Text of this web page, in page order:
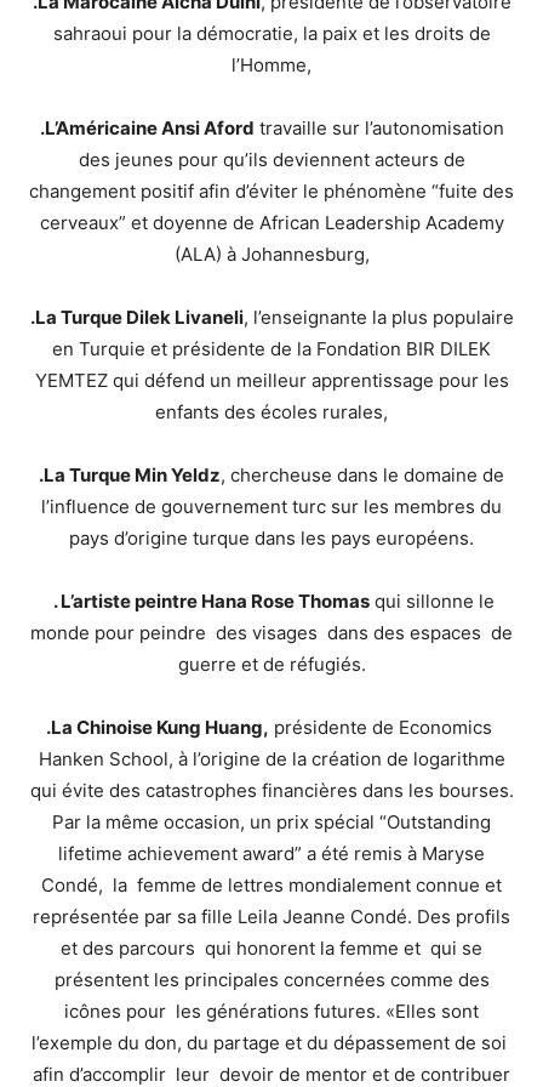
sahraoui pour la démocratie, la paix et les droits de
l’Homme,
.L’Américaine Ansi Aford travaille sur l’autonomisation
des jeunes pour qu’ils deviennent acteurs de
changement positif afin d’éviter le phénomène “fuite des
cerveaux” et doyenne de African Leadership Academy
(ALA) à Johannesburg,
.La Turque Dilek Livaneli, l’enseignante la plus populaire
en Turquie et présidente de la Fondation BIR DILEK
YEMTEZ qui défend un meilleur apprentissage pour les
enfants des écoles rurales,
.La Turque Min Yeldz, chercheuse dans le domaine de
l’influence de gouvernement turc sur les membres du
pays d’origine turque dans les pays européens.
. L’artiste peintre Hana Rose Thomasqui sillonne le
monde pour peindre des visages dans des espaces de
guerre et de réfugiés.
.La Chinoise Kung Huang, présidente de Economics
Hanken School, à l’origine de la création de logarithme
qui évite des catastrophes financières dans les bourses.
Par la même occasion, un prix spécial “Outstanding
lifetime achievement award” a été remis à Maryse
Condé, la femme de lettres mondialement connue et
représentée par sa fille Leila Jeanne Condé. Des profils
et des parcours qui honorent la femme et qui se
présentent les principales concernées comme des
icônes pour les générations futures. «Elles sont
l’exemple du don, du partage et du dépassement de soi
afin d’accomplir leur devoir de mentor et de contribuer